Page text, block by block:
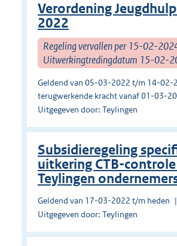
Verordening
2022
Regeling vervallen per 15-02-
Uitwerkingtredingdatum 15-02-
Geldend van 05-03-2022 t/m 14-02-
terugwerkende kracht vanaf 01-03-
Uitgegeven door: Teylingen
Subsidieregeling
uitkering CTB-controle
Teylingen
Geldend van 17-03-2022 t/m heden
Uitgegeven door: Teylingen